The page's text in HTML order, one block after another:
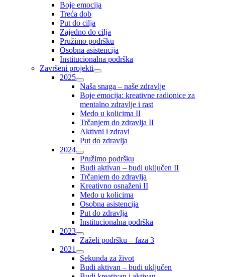
Boje emocija
Treća dob
Put do cilja
Zajedno do cilja
Pružimo podršku
Osobna asistencija
Institucionalna podrška
Završeni projekti
2025
Naša snaga – naše zdravlje
Boje emocija: kreativne radionice za
mentalno zdravlje i rast
Medo u kolicima II
Trčanjem do zdravlja II
Aktivni i zdravi
Put do zdravlja
2024
Pružimo podršku
Budi aktivan – budi uključen II
Trčanjem do zdravlja
Kreativno osnaženi II
Medo u kolicima
Osobna asistencija
Put do zdravlja
Institucionalna podrška
2023
Zaželi podršku – faza 3
2021
Sekunda za život
Budi aktivan – budi uključen